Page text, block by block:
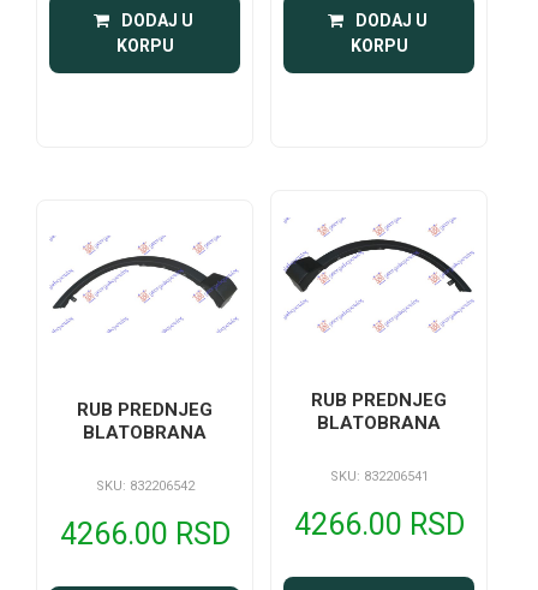
DODAJ U
KORPU
DODAJ U
KORPU
RUB PREDNJEG
BLATOBRANA
SKU: 832206542
4266.00 RSD
RUB PREDNJEG
BLATOBRANA
SKU: 832206541
4266.00 RSD